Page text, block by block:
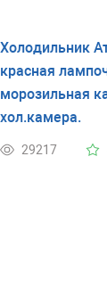
Холодильник
красная
морозильная
хол.камера.
29217